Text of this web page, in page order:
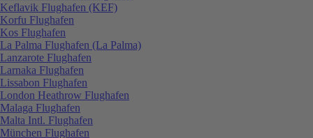
Keflavik Flughafen (KEF)
Korfu Flughafen
Kos Flughafen
La Palma Flughafen (La Palma)
Lanzarote Flughafen
Larnaka Flughafen
Lissabon Flughafen
London Heathrow Flughafen
Malaga Flughafen
Malta Intl. Flughafen
München Flughafen